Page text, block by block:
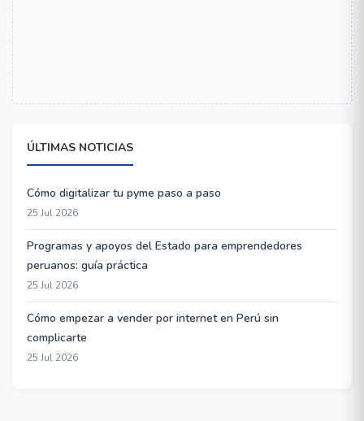
ÚLTIMAS NOTICIAS
Cómo digitalizar tu pyme paso a paso
25 Jul 2026
Programas y apoyos del Estado para emprendedores
peruanos: guía práctica
25 Jul 2026
Cómo empezar a vender por internet en Perú sin
complicarte
25 Jul 2026